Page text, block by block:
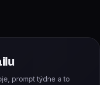
prompt týdne a to